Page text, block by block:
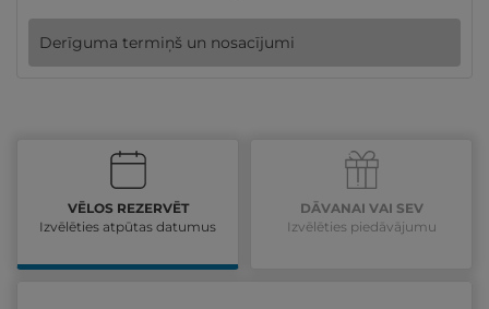
Derīguma termiņš un nosacījumi
VĒLOS REZERVĒT
Izvēlēties atpūtas datumus
DĀVANAI VAI SEV
Izvēlēties piedāvājumu